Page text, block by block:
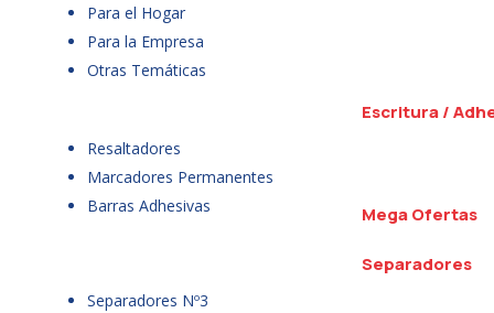
Para el Hogar
Para la Empresa
Otras Temáticas
Escritura /
Resaltadores
Marcadores Permanentes
Barras Adhesivas
Mega Ofertas
Separadores
Separadores Nº3